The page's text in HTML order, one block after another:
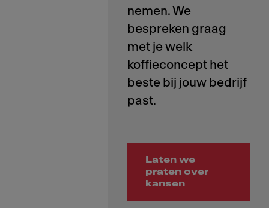
nemen. We
bespreken graag
met je welk
koffieconcept het
beste bij jouw bedrijf
Laten we
praten over
kansen